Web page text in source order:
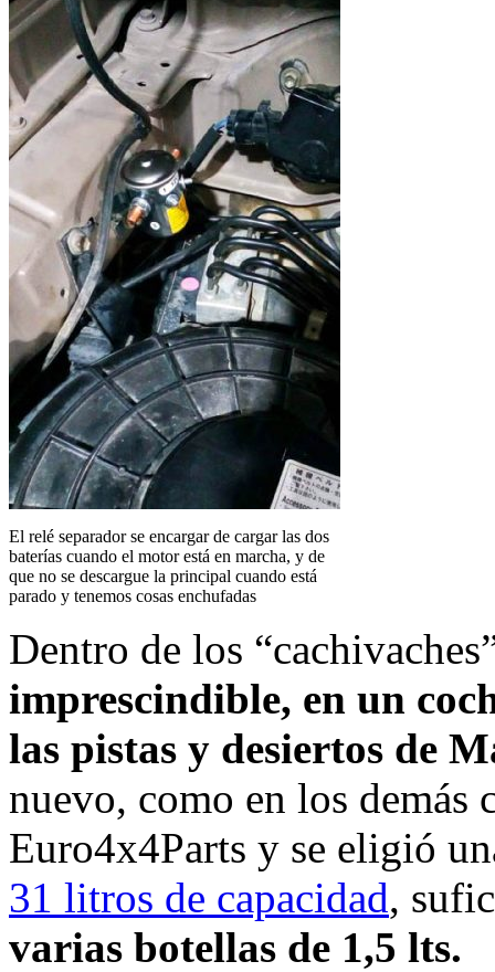
El relé separador se encargar de cargar las dos
baterías cuando el motor está en marcha, y de
que no se descargue la principal cuando está
parado y tenemos cosas enchufadas
Dentro de los
imprescindible, en un
las pistas y desiertos de
nuevo, como en los demás
Euro4x4Parts y se eligió
31 litros de capacidad,
varias botellas de 1,5 lts.